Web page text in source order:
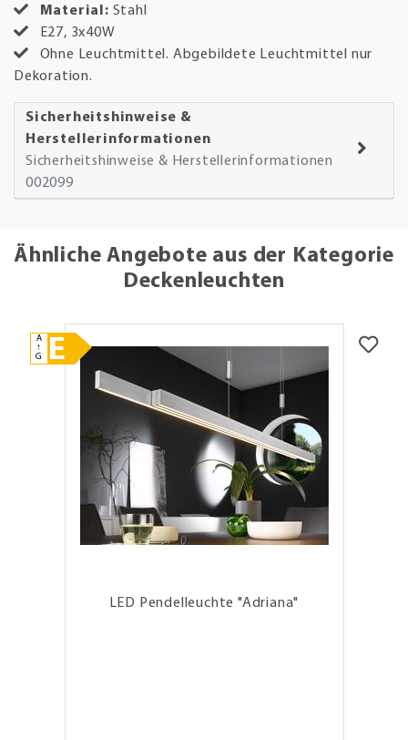
Material: Stahl
E27, 3x40W
Ohne Leuchtmittel. Abgebildete Leuchtmittel nur
Dekoration.
Sicherheitshinweise &
Herstellerinformationen
Sicherheitshinweise & Herstellerinformationen
002099
Ähnliche Angebote aus der Kategorie
Deckenleuchten
A
↑
G
E
LED Pendelleuchte "Adriana"